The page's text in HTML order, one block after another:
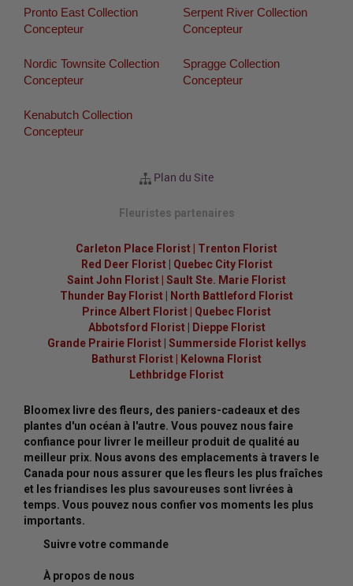
Pronto East Collection
Concepteur
Serpent River Collection
Concepteur
Nordic Townsite Collection
Concepteur
Spragge Collection
Concepteur
Kenabutch Collection
Concepteur
Plan du Site
Fleuristes partenaires
Carleton Place Florist
Trenton Florist
Red Deer Florist| Quebec City Florist
Saint John Florist Sault Ste. Marie Florist
Thunder Bay Florist
North Battleford Florist
Prince Albert Florist
Quebec Florist
Abbotsford Florist|
Dieppe Florist
Grande Prairie Florist| Summerside Florist kellys
Bathurst Florist
Kelowna Florist
Lethbridge Florist
Bloomex livre des fleurs, des paniers-cadeaux et des
plantes d'un océan à l'autre. Vous pouvez nous faire
confiance pour livrer le meilleur produit de qualité au
meilleur prix. Nous avons des emplacements à travers le
Canada pour nous assurer que les fleurs les plus fraîches
et les friandises les plus savoureuses sont livrées à
temps. Vous pouvez nous confier vos moments les plus
importants.
Suivre votre commande
À propos de nous